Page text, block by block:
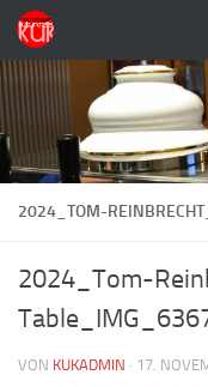
Zum Inhalt springen
2024_TOM-
2024_Tom-
VON KUKADMIN · 17.